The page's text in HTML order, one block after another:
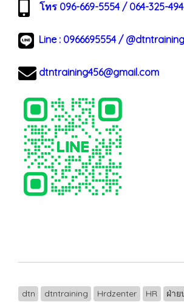
โทร 096-669-5554 / 064-325-
Line : 0966695554/ @dtntraining
dtntraining456@gmail.com
dtn dtntraining Hrdzenter HR
ฝ่า